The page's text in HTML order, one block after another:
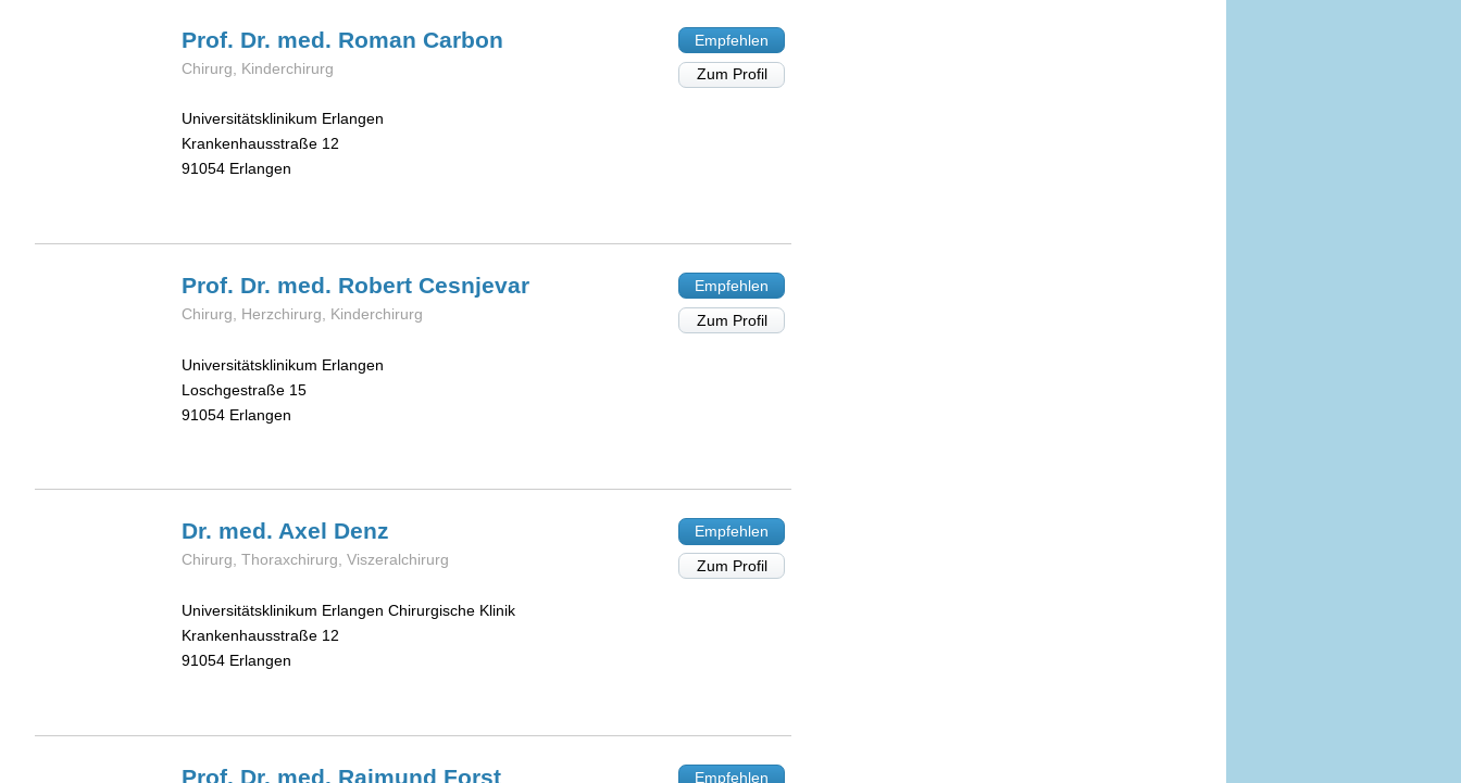
Prof. Dr. med. Roman Carbon
Chirurg, Kinderchirurg
Universitätsklinikum Erlangen
Krankenhausstraße 12
91054 Erlangen
Empfehlen
Zum Profil
Prof. Dr. med. Robert Cesnjevar
Chirurg, Herzchirurg, Kinderchirurg
Universitätsklinikum Erlangen
Loschgestraße 15
91054 Erlangen
Empfehlen
Zum Profil
Dr. med. Axel Denz
Chirurg, Thoraxchirurg, Viszeralchirurg
Universitätsklinikum Erlangen Chirurgische Klinik
Krankenhausstraße 12
91054 Erlangen
Empfehlen
Zum Profil
Prof. Dr. med. Raimund Forst Empfehlen